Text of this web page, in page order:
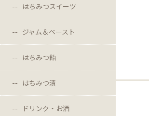
はちみつスイーツ
ジャム＆ペースト
はちみつ飴
はちみつ漬
ドリンク・お酒